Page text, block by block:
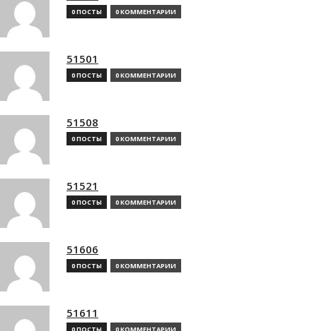
0 ПОСТЫ 0 КОММЕНТАРИИ
51501
0 ПОСТЫ 0 КОММЕНТАРИИ
51508
0 ПОСТЫ 0 КОММЕНТАРИИ
51521
0 ПОСТЫ 0 КОММЕНТАРИИ
51606
0 ПОСТЫ 0 КОММЕНТАРИИ
51611
0 ПОСТЫ 0 КОММЕНТАРИИ